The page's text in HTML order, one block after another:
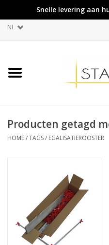
Snelle levering aan
NL
Producten getagd
HOME/TAGS/ EGALISATIEROOSTER